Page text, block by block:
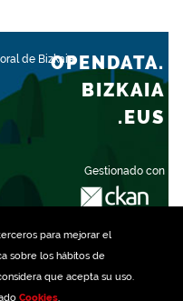
para mejorar el
sobre los hábitos de
que acepta su uso.
Cookies.
de Bizkaia
Gestionado con
OPENDATA.
BIZKAIA
.EUS